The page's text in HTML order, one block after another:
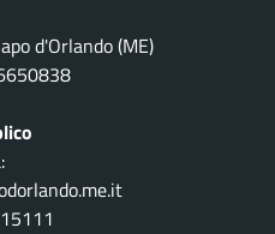
d'Orlando (ME)